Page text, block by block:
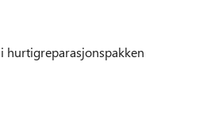
hurtigreparasjonspakken